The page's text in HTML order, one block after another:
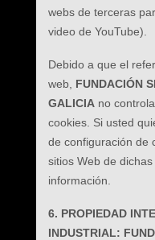
webs de terceras
video de YouTube).
Debido a que el
web, FUNDACIÓN
GALICIAno
cookies. Si usted
de configuración de
sitios Web de
información.
6. PROPIEDAD
INDUSTRIAL: